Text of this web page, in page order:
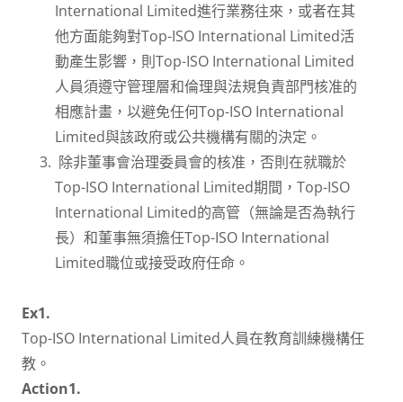
International Limited進行業務往來，或者在其
他方面能夠對Top-ISO International Limited活
動產生影響，則Top-ISO International Limited
人員須遵守管理層和倫理與法規負責部門核准的
相應計畫，以避免任何Top-ISO International
Limited與該政府或公共機構有關的決定。
除非董事會治理委員會的核准，否則在就職於
Top-ISO International Limited期間，Top-ISO
International Limited的高管（無論是否為執行
長）和董事無須擔任Top-ISO International
Limited職位或接受政府任命。
Ex1.
Top-ISO International Limited人員在教育訓練機構任
教。
Action1.